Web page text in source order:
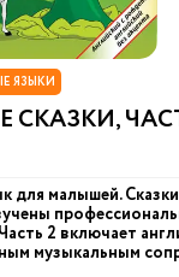
ЯЗЫКИ
СКАЗКИ,
для малышей.
2 включает
музыкальным